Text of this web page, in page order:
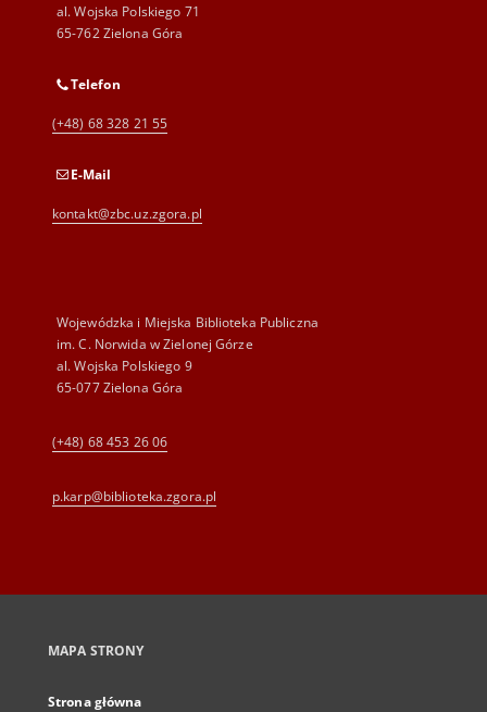
al. Wojska Polskiego 71
65-762 Zielona Góra
Telefon
(+48) 68 328 21 55
E-Mail
kontakt@zbc.uz.zgora.pl
Wojewódzka i Miejska Biblioteka Publiczna
im. C. Norwida w Zielonej Górze
al. Wojska Polskiego 9
65-077 Zielona Góra
(+48) 68 453 26 06
p.karp@biblioteka.zgora.pl
MAPA STRONY
Strona główna